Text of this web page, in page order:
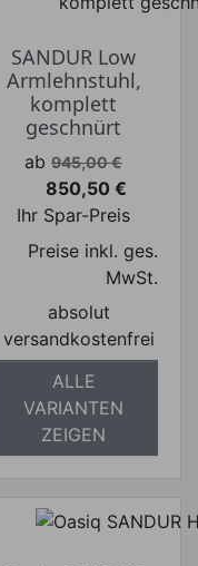
SANDUR Low
Armlehnstuhl,
komplett
geschnürt
Verkaufspreis
ab 945,00 €
Preis
850,50 €
Ihr Spar-Preis
Preise inkl. ges.
MwSt.
absolut
versandkostenfrei
ALLE
VARIANTEN
ZEIGEN